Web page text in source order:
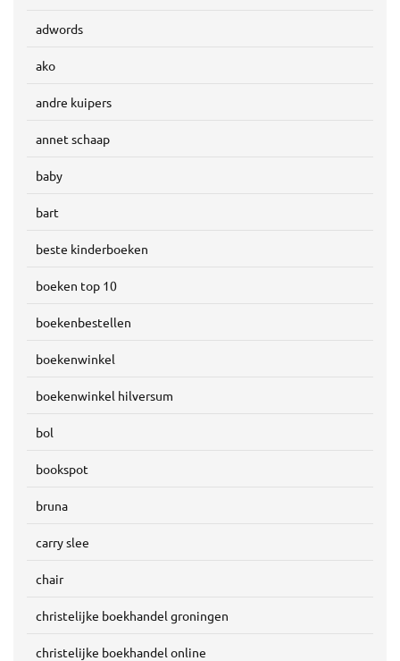
adwords
ako
andre kuipers
annet schaap
baby
bart
beste kinderboeken
boeken top 10
boekenbestellen
boekenwinkel
boekenwinkel hilversum
bol
bookspot
bruna
carry slee
chair
christelijke boekhandel groningen
christelijke boekhandel online